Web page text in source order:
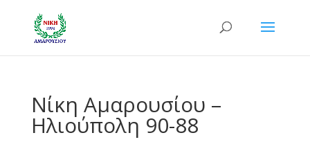
Νίκη Αμαρουσίου –
Ηλιούπολη 90-88